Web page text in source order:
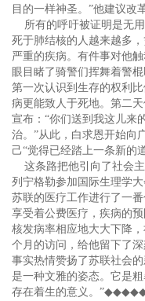
目的一样神圣。”他建议改
所有的呼吁被证明是无用
死于肺结核的人越来越多
严重的疾病。有件事对他
眼目睹了骑警们挥舞着警
第一次认识到生存的权利
病更能致人于死地。第二
宣布：“你们送到我这儿来
治。”从此，白求恩开始向
己“觉得已经踏上一条新的
这条路把他引向了社会主
列宁格勒参加国际生理学
苏联的医疗工作进行了一
享受着公费医疗，疾病的
核发病率相应地大大下降
个月的访问，给他留下了
事实热情赞扬了苏联社会
是一种文雅的姿态。它是
存在着生的意义。”